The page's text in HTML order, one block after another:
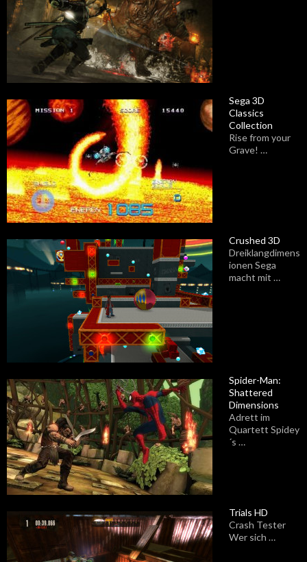
Sega 3D
Classics
Collection
Rise from your
Grave! …
Crushed 3D
Dreiklangdimens
ionen Sega
macht mit …
Spider-Man:
Shattered
Dimensions
Adrett im
Quartett Spidey
´s …
Trials HD
Crash Tester
Wer sich …